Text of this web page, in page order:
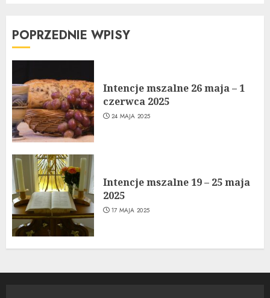
POPRZEDNIE WPISY
Intencje mszalne 26 maja – 1
czerwca 2025
24 MAJA 2025
Intencje mszalne 19 – 25 maja
2025
17 MAJA 2025